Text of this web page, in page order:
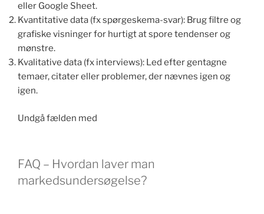
eller Google Sheet.
Kvantitative data (fx spørgeskema-svar): Brug filtre og
grafiske visninger for hurtigt at spore tendenser og
mønstre.
Kvalitative data (fx interviews): Led efter gentagne
temaer, citater eller problemer, der nævnes igen og
igen.
Undgå fælden med
FAQ – Hvordan laver man
markedsundersøgelse?